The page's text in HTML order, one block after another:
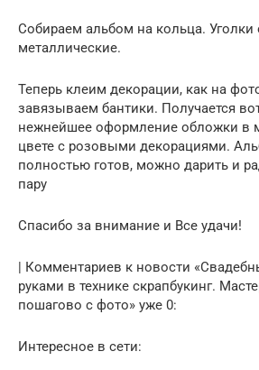
Собираем альбом на кольца. Уголки
металлические.
Теперь клеим декорации, как на
завязываем бантики. Получается
нежнейшее оформление обложки в
цвете с розовыми декорациями.
полностью готов, можно дарить и
пару
Спасибо за внимание и Все удачи!
| Комментариев к новости
руками в технике скрапбукинг.
пошагово с фото» уже 0:
Интересное в сети: